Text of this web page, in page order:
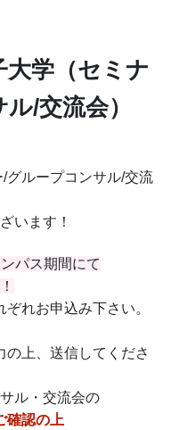
学（セミナ
/交流会）
グループコンサル/交流
います！
パス期間にて
れお申込み下さい。
上、送信してくださ
ル・交流会の
確認の上